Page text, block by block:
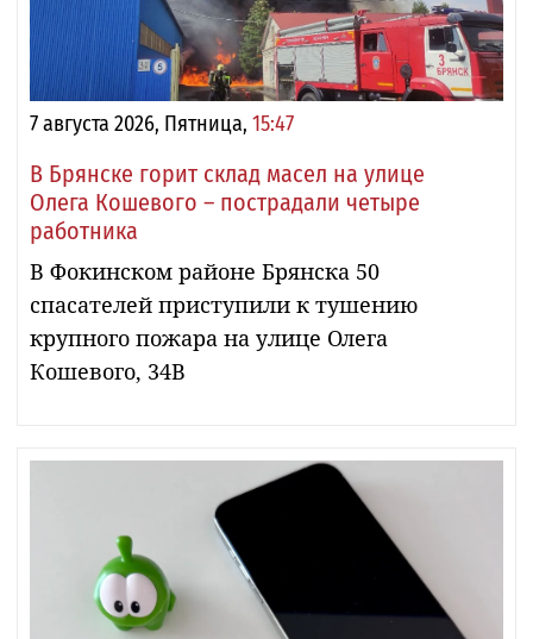
7 августа 2026, Пятница, 15:47
В Брянске горит склад масел на улице
Олега Кошевого – пострадали четыре
работника
В Фокинском районе Брянска 50
спасателей приступили к тушению
крупного пожара на улице Олега
Кошевого, 34В